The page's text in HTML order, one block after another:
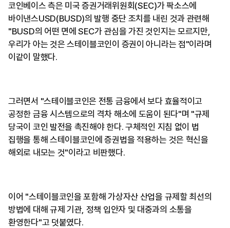
코인베이스 측은 미국 증권거래위원회(SEC)가 팍소스에
바이낸스USD(BUSD)의 발행 중단 조치를 내린 것과 관련해
"BUSD의 어떤 면에 SEC가 관심을 가진 것인지는 모르지만,
우리가 아는 것은 스테이블코인이 증권이 아니라는 점"이라며
이같이 말했다.
그러면서 "스테이블코인은 전통 금융에서 보다 효율적이고
공정한 금융 시스템으로의 격차 해소에 도움이 된다"며 "규제
당국이 코인 발전을 촉진해야 한다. 구체적인 지침 없이 법
집행을 통해 스테이블코인에 증권법을 적용하는 것은 혁신을
해외로 내모는 것"이라고 비판했다.
이어 "스테이블코인을 포함해 가상자산 산업을 규제할 최선의
방법에 대해 규제 기관, 정책 입안자 및 대중과의 소통을
환영한다"고 덧붙였다.